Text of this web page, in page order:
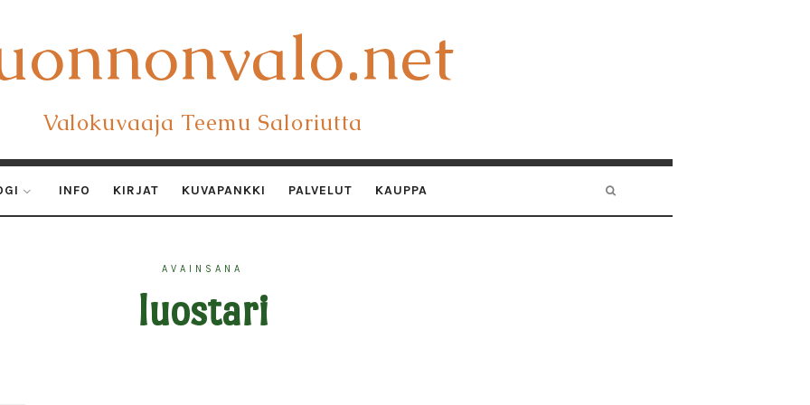
Valokuvaaja Teemu Saloriutta
INFO KIRJAT KUVAPANKKI PALVELUT KAUPPA
AVAINSANA
luostari